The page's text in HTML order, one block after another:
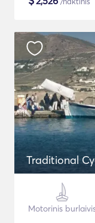
Traditional
Motorinis